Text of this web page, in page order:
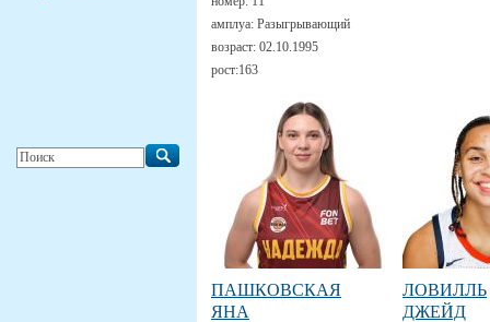
амплуа: Разыгрывающий
возраст: 02.10.1995
рост:163
ПАШКОВСКАЯ
ЯНА
ЛОВИЛЛЬ
ДЖЕЙД